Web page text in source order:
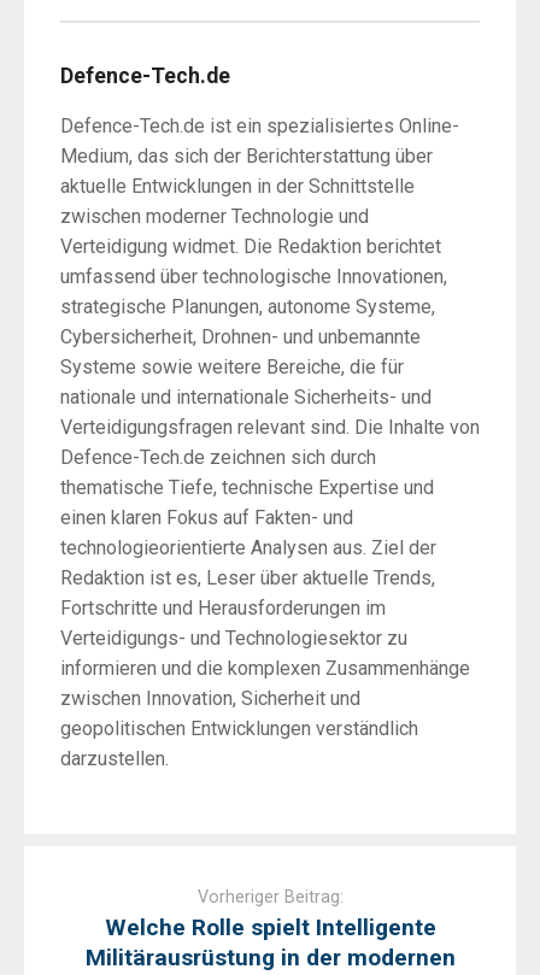
Defence-Tech.de
Defence-Tech.de ist ein spezialisiertes Online-
Medium, das sich der Berichterstattung über
aktuelle Entwicklungen in der Schnittstelle
zwischen moderner Technologie und
Verteidigung widmet. Die Redaktion berichtet
umfassend über technologische Innovationen,
strategische Planungen, autonome Systeme,
Cybersicherheit, Drohnen- und unbemannte
Systeme sowie weitere Bereiche, die für
nationale und internationale Sicherheits- und
Verteidigungsfragen relevant sind. Die Inhalte von
Defence-Tech.de zeichnen sich durch
thematische Tiefe, technische Expertise und
einen klaren Fokus auf Fakten- und
technologieorientierte Analysen aus. Ziel der
Redaktion ist es, Leser über aktuelle Trends,
Fortschritte und Herausforderungen im
Verteidigungs- und Technologiesektor zu
informieren und die komplexen Zusammenhänge
zwischen Innovation, Sicherheit und
geopolitischen Entwicklungen verständlich
darzustellen.
Vorheriger Beitrag:
Welche Rolle spielt Intelligente
Militärausrüstung in der modernen